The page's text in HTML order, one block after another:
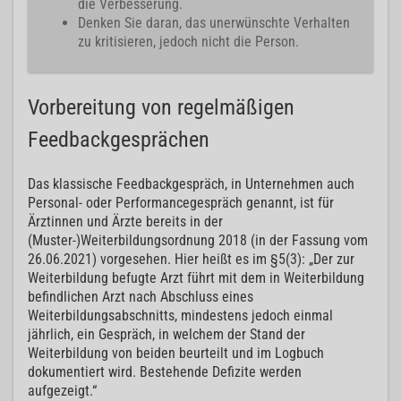
die Verbesserung.
Denken Sie daran, das unerwünschte Verhalten
zu kritisieren, jedoch nicht die Person.
Vorbereitung von regelmäßigen
Feedbackgesprächen
Das klassische Feedbackgespräch, in Unternehmen auch
Personal- oder Performancegespräch genannt, ist für
Ärztinnen und Ärzte bereits in der
(Muster-)Weiterbildungsordnung 2018 (in der Fassung vom
26.06.2021) vorgesehen. Hier heißt es im §5(3): „Der zur
Weiterbildung befugte Arzt führt mit dem in Weiterbildung
befindlichen Arzt nach Abschluss eines
Weiterbildungsabschnitts, mindestens jedoch einmal
jährlich, ein Gespräch, in welchem der Stand der
Weiterbildung von beiden beurteilt und im Logbuch
dokumentiert wird. Bestehende Defizite werden
aufgezeigt.“